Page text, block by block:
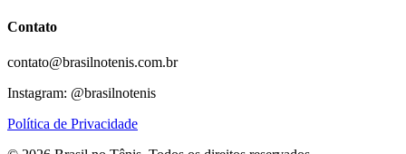
Contato
contato@brasilnotenis.com.br
Instagram: @brasilnotenis
Política de Privacidade